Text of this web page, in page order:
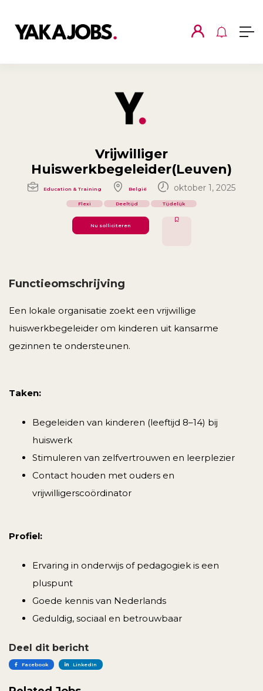
Vrijwilliger
Huiswerkbegeleider(Leuven)
Education & Training België oktober 1, 2025
Flexi Deeltijd Tijdelijk
Nu solliciteren
Functieomschrijving
Een lokale organisatie zoekt een vrijwillige
huiswerkbegeleider om kinderen uit kansarme
gezinnen te ondersteunen.
Taken:
Begeleiden van kinderen (leeftijd 8–14) bij
huiswerk
Stimuleren van zelfvertrouwen en leerplezier
Contact houden met ouders en
vrijwilligerscoördinator
Profiel:
Ervaring in onderwijs of pedagogiek is een
pluspunt
Goede kennis van Nederlands
Geduldig, sociaal en betrouwbaar
Deel dit bericht
Facebook LinkedIn